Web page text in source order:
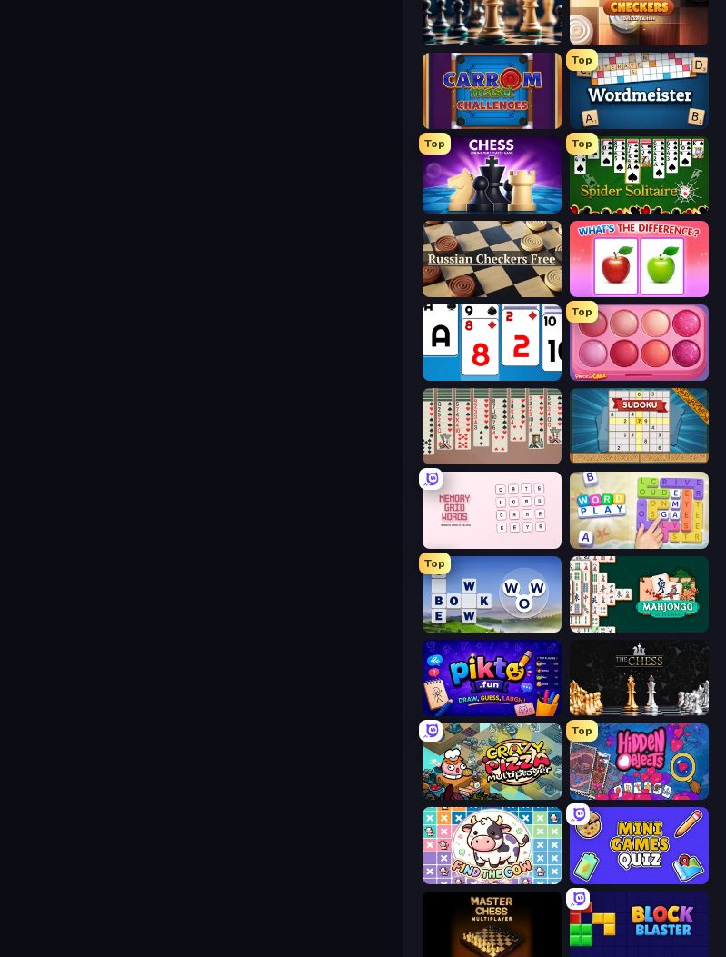
Chess Free
Top
Wordmeister
Top
Chess Online Multiplayer
Top
Spider Solitaire
Russian Checkers Free What's The Difference?
Social Solitaire
Top
Piece of Cake: Merge and Bake
Spider Solitaire 2 Suits Sudoku Online
Word Play
Top
Words of Wonders Mahjongg Solitaire
Pikto.fun The Chess
Crazy Pizza Multiplayer
Top
Hidden Objects
Find The Cow Mini Games Quiz